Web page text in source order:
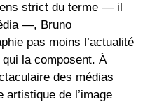
strict du terme — il
—, Bruno
pas moins l’actualité
la composent. À
des médias
artistique de l’image